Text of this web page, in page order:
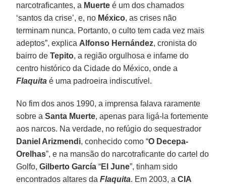
narcotraficantes, a Muerte é um dos chamados
‘santos da crise’, e, no México, as crises não
terminam nunca. Portanto, o culto tem cada vez mais
adeptos”, explica Alfonso Hernández, cronista do
bairro deTepito, a região orgulhosa e infame do
centro histórico da Cidade do México, onde a
Flaquita é uma padroeira indiscutível.
No fim dos anos 1990, a imprensa falava raramente
sobre aSanta Muerte, apenas para ligá-la fortemente
aos narcos. Na verdade, no refúgio do sequestrador
Daniel Arizmendi, conhecido como “O Decepa-
Orelhas”, e na mansão do narcotraficante do cartel do
Golfo,Gilberto García“El June”, tinham sido
encontrados altares daFlaquita. Em 2003, aCIA